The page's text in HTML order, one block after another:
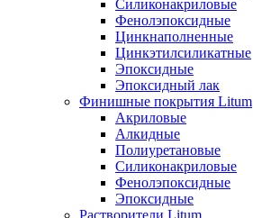
Силиконакриловые
Фенолэпоксидные
Цинкнаполненные
Цинкэтилсиликатные
Эпоксидные
Эпоксидный лак
Финишные покрытия Litum
Акриловые
Алкидные
Полиуретановые
Силиконакриловые
Фенолэпоксидные
Эпоксидные
Растворители Litum